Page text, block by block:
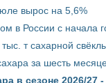
вырос на 5,6%
в России с начала
т сахарной
за шесть
в сезоне 2026/